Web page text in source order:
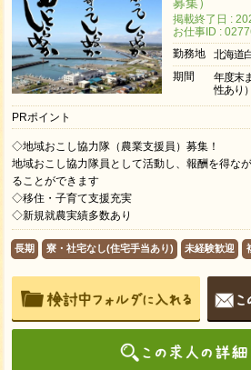
募集）
掲載終了日 :
お仕事ID :
勤務地
北海道
期間
年度末
性あり）
PRポイント
◇地域おこし協力隊（農業支援員）募集！
地域おこし協力隊員として活動し、報酬を得な
ることができます
◇移住・子育て支援充実
◇新規就農実績多数あり
長期 寮・社宅なし(住宅手当あり) 未経験歓迎